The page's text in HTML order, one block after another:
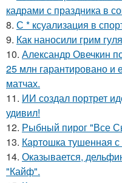
кадрами с праздника в
8. С * ксуализация в
9. Как наносили грим
10. Александр Овечкин
25 млн гарантировано и
матчах.
11. ИИ создал портрет
удивил!
12. Рыбный пирог "Все
13. Картошка тушенная
14. Оказывается,
"Кайф".